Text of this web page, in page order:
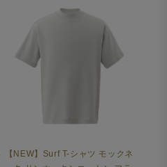
【NEW】Surf T-シャツ モックネ